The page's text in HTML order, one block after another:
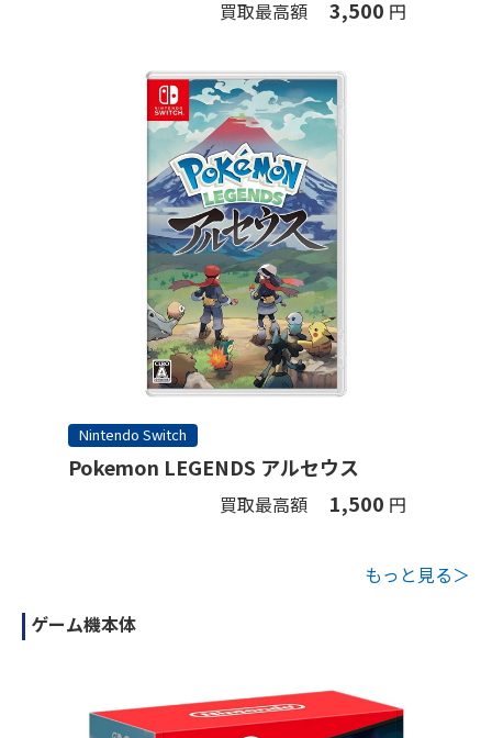
買取最高額 3,500 円
Nintendo Switch
Pokemon LEGENDS アルセウス
買取最高額 1,500 円
もっと見る＞
ゲーム機本体